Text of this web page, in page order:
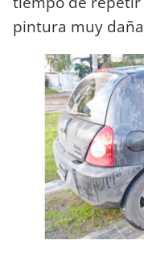
pintura muy